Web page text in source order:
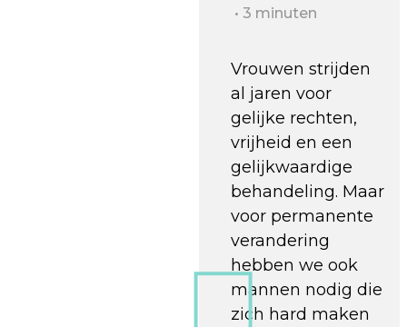
3 minuten
Vrouwen strijden
al jaren voor
gelijke rechten,
vrijheid en een
gelijkwaardige
behandeling. Maar
voor permanente
verandering
hebben we ook
mannen nodig die
zich hard maken